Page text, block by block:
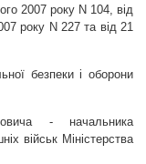
2007 року N 104, від
року N 227 та від 21
безпеки і оборони
- начальника
військ Міністерства